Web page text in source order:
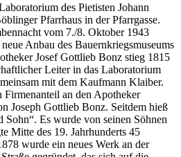
des Pietisten Johann
Pfarrhaus in der Pfarrgasse.
vom 7./8. Oktober 1943
Anbau des Bauernkriegsmuseums
Josef Gottlieb Bonz stieg 1815
Leiter in das Laboratorium
mit dem Kaufmann Klaiber.
Firmenanteil an den Apotheker
Joseph Gottlieb Bonz. Seitdem hieß
Sohn“. Es wurde von seinen Söhnen
Mitte des 19. Jahrhunderts 45
wurde ein neues Werk an der